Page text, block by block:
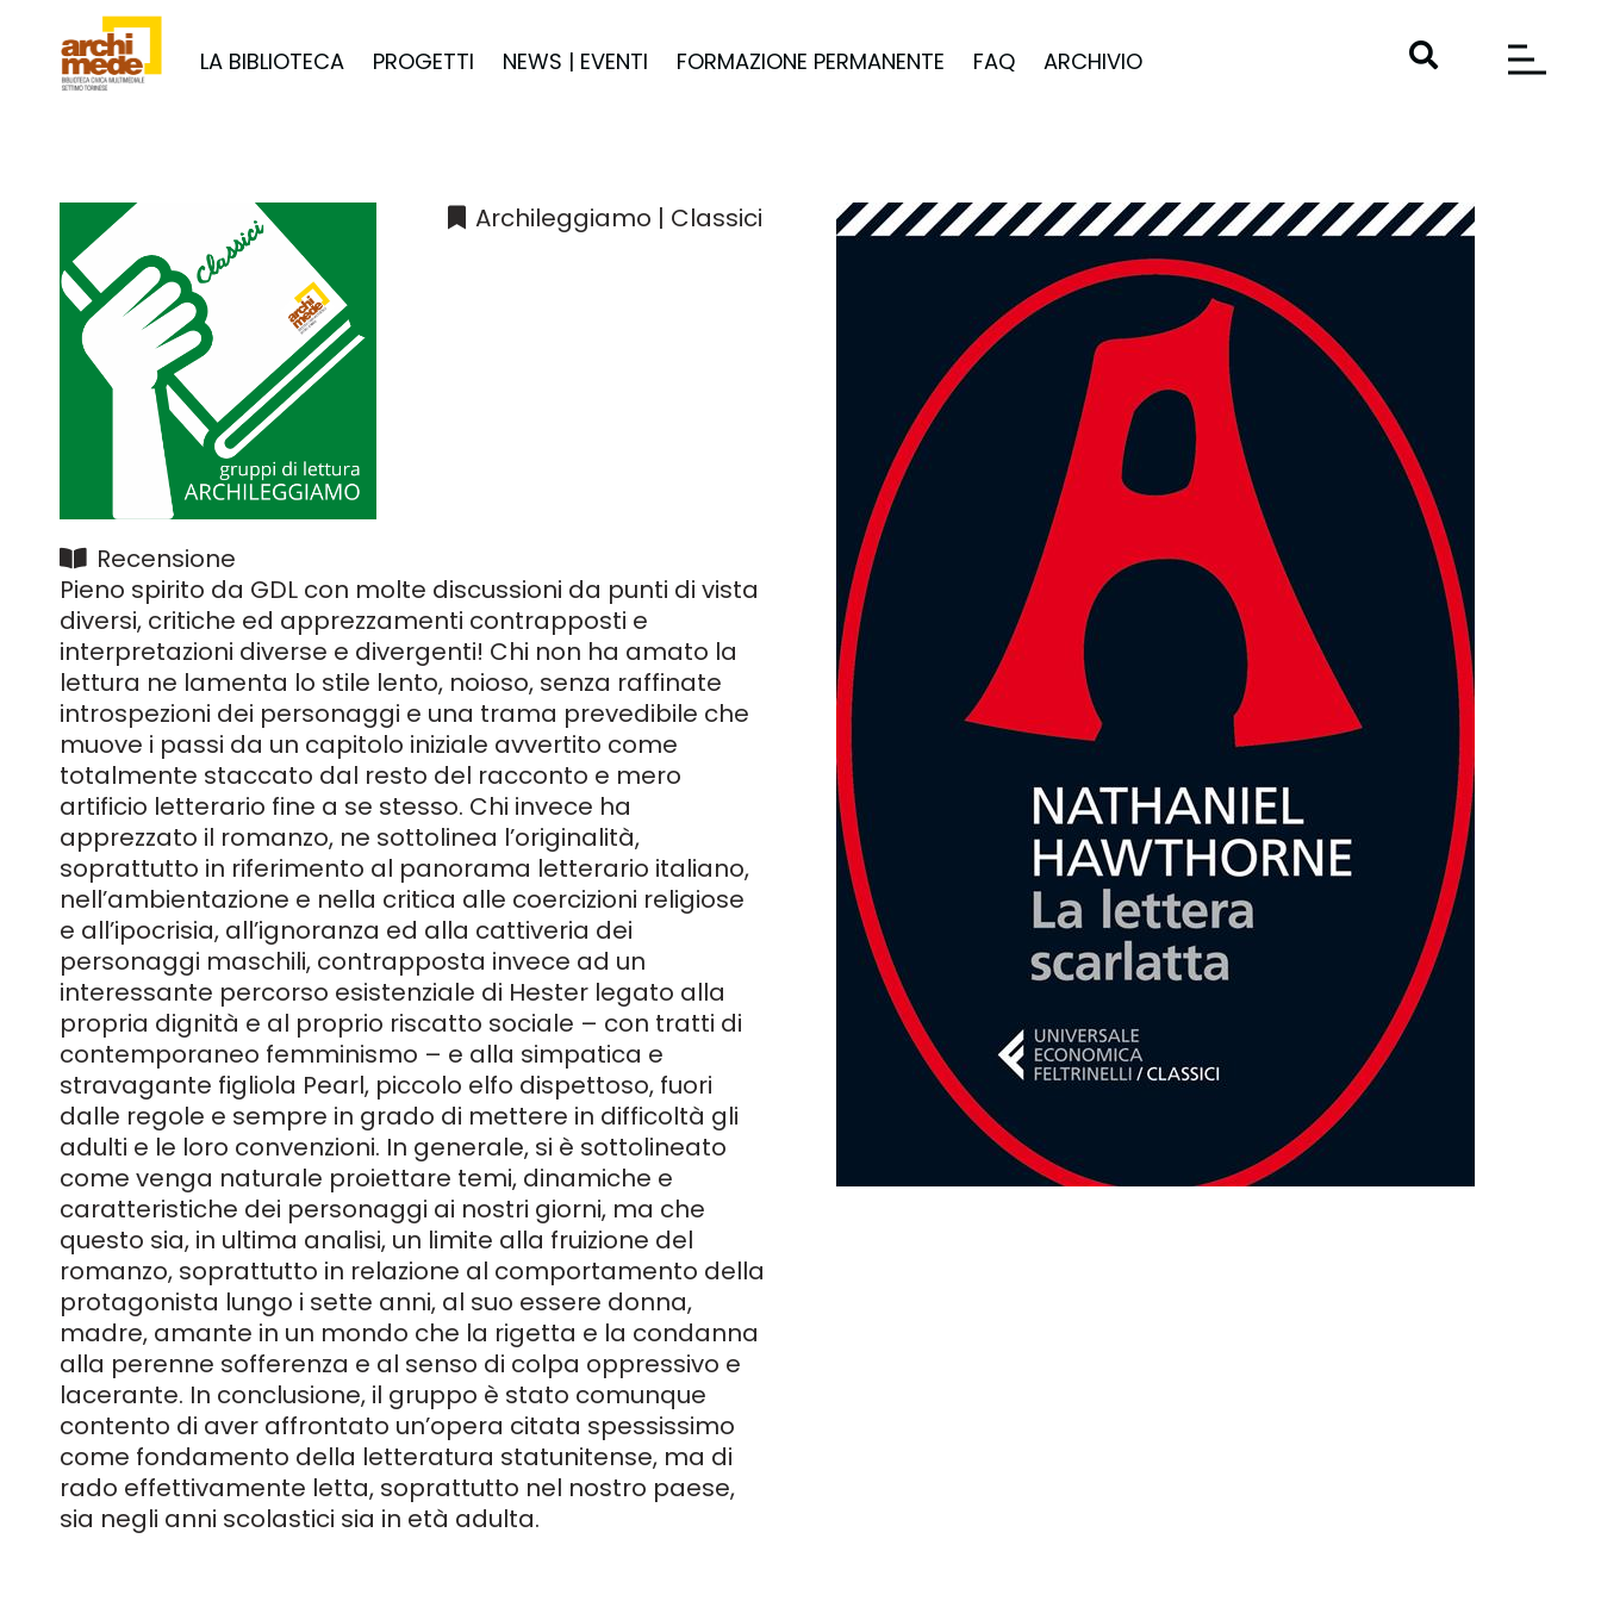
LA BIBLIOTECA PROGETTI NEWS | EVENTI FORMAZIONE PERMANENTE FAQ ARCHIVIO
Archileggiamo | Classici
Recensione
Pieno spirito da GDL con molte discussioni da punti di vista
diversi, critiche ed apprezzamenti contrapposti e
interpretazioni diverse e divergenti! Chi non ha amato la
lettura ne lamenta lo stile lento, noioso, senza raffinate
introspezioni dei personaggi e una trama prevedibile che
muove i passi da un capitolo iniziale avvertito come
totalmente staccato dal resto del racconto e mero
artificio letterario fine a se stesso. Chi invece ha
apprezzato il romanzo, ne sottolinea l’originalità,
soprattutto in riferimento al panorama letterario italiano,
nell’ambientazione e nella critica alle coercizioni religiose
e all’ipocrisia, all’ignoranza ed alla cattiveria dei
personaggi maschili, contrapposta invece ad un
interessante percorso esistenziale di Hester legato alla
propria dignità e al proprio riscatto sociale – con tratti di
contemporaneo femminismo – e alla simpatica e
stravagante figliola Pearl, piccolo elfo dispettoso, fuori
dalle regole e sempre in grado di mettere in difficoltà gli
adulti e le loro convenzioni. In generale, si è sottolineato
come venga naturale proiettare temi, dinamiche e
caratteristiche dei personaggi ai nostri giorni, ma che
questo sia, in ultima analisi, un limite alla fruizione del
romanzo, soprattutto in relazione al comportamento della
protagonista lungo i sette anni, al suo essere donna,
madre, amante in un mondo che la rigetta e la condanna
alla perenne sofferenza e al senso di colpa oppressivo e
lacerante. In conclusione, il gruppo è stato comunque
contento di aver affrontato un’opera citata spessissimo
come fondamento della letteratura statunitense, ma di
rado effettivamente letta, soprattutto nel nostro paese,
sia negli anni scolastici sia in età adulta.